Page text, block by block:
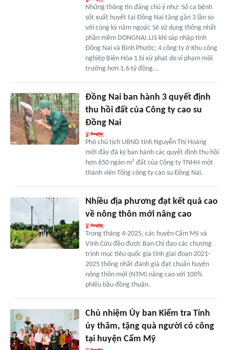
Những thông tin đáng chú ý như: Số ca bệnh
sốt xuất huyết tại Đồng Nai tăng gần 3 lần so
với cùng kỳ năm ngoái; Sẽ sử dụng thống nhất
phần mềm DONGNAI.LIS khi sáp nhập tỉnh
Đồng Nai và Bình Phước; 4 công ty ở Khu công
nghiệp Biên Hòa 1 bị xử phạt do vi phạm môi
trường hơn 1,6 tỷ đồng...
Đồng Nai ban hành 3 quyết định
thu hồi đất của Công ty cao su
Đồng Nai
Phó chủ tịch UBND tỉnh Nguyễn Thị Hoàng
mới đây đã ký ban hành các quyết định thu hồi
hơn 650 ngàn m² đất của Công ty TNHH một
thành viên Tổng công ty cao su Đồng Nai.
Nhiều địa phương đạt kết quả cao
về nông thôn mới nâng cao
Trong tháng 4-2025, các huyện Cẩm Mỹ và
Vĩnh Cửu đều được Ban Chỉ đạo các chương
trình mục tiêu quốc gia tỉnh giai đoạn 2021-
2025 thống nhất đánh giá đạt chuẩn huyện
nông thôn mới (NTM) nâng cao với 100%
phiếu bầu đồng thuận.
Chủ nhiệm Ủy ban Kiểm tra Tỉnh
ủy thăm, tặng quà người có công
tại huyện Cẩm Mỹ